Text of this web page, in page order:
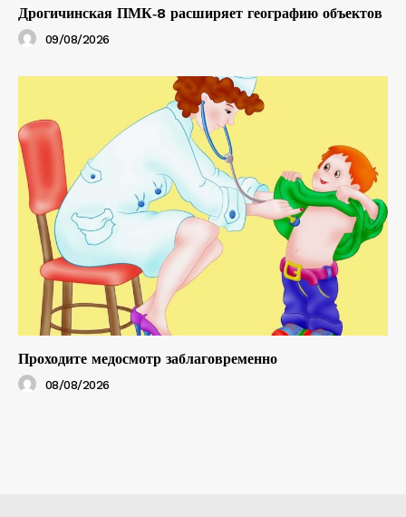
Дрогичинская ПМК‑8 расширяет географию объектов
09/08/2026
Проходите медосмотр заблаговременно
08/08/2026